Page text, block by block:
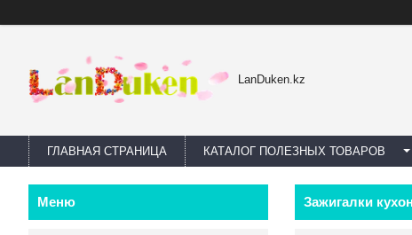
LanDuken.kz
ГЛАВНАЯ СТРАНИЦА КАТАЛОГ ПОЛЕЗНЫХ ТОВАРОВ
Зажигалки